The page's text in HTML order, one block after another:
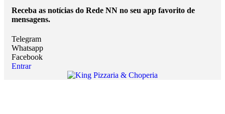
Receba as notícias do Rede NN no seu app favorito de
mensagens.
Telegram
Whatsapp
Facebook
Entrar